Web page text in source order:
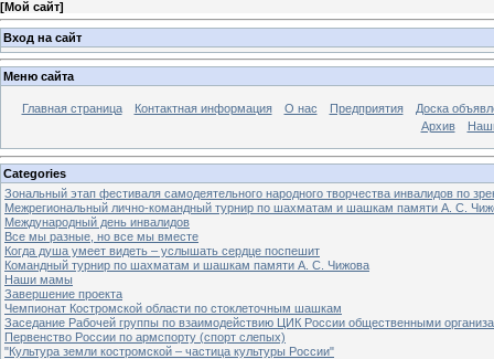
[Мой сайт]
Вход на сайт
Меню сайта
Главная страница Контактная информация О нас Предприятия
Доска
Архив
Categories
Зональный этап фестиваля самодеятельного народного творчества инвалидов по
Межрегиональный лично-командный турнир по шахматам и шашкам памяти А. С.
Международный день инвалидов
Все мы разные, но все мы вместе
Когда душа умеет видеть – услышать сердце поспешит
Командный турнир по шахматам и шашкам памяти А. С. Чижова
Наши мамы
Завершение проекта
Чемпионат Костромской области по стоклеточным шашкам
Заседание Рабочей группы по взаимодействию ЦИК России общественными
Первенство России по армспорту (спорт слепых)
"Культура земли костромской – частица культуры России"